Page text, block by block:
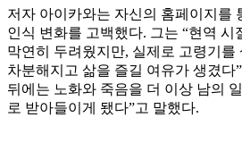
저자 아이카와는 자신의 홈페이지를
인식 변화를 고백했다. 그는 “현역 시
막연히 두려웠지만, 실제로 고령기를
차분해지고 삶을 즐길 여유가 생겼다
뒤에는 노화와 죽음을 더 이상 남의
로 받아들이게 됐다”고 말했다.